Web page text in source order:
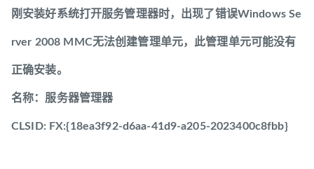
刚安装好系统打开服务管理器时，出现了错误Windows Se
rver 2008 MMC无法创建管理单元，此管理单元可能没有
正确安装。
名称：服务器管理器
CLSID: FX:{18ea3f92-d6aa-41d9-a205-2023400c8fbb}